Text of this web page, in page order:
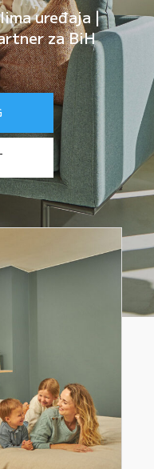
uređaja |
za BiH